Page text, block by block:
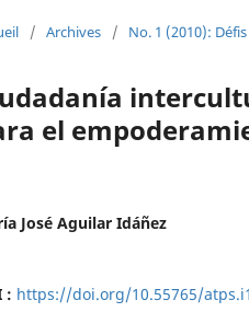
/ Archives / No. 1 (2010):
el
José Aguilar Idáñez
: https://doi.org/10.55765/